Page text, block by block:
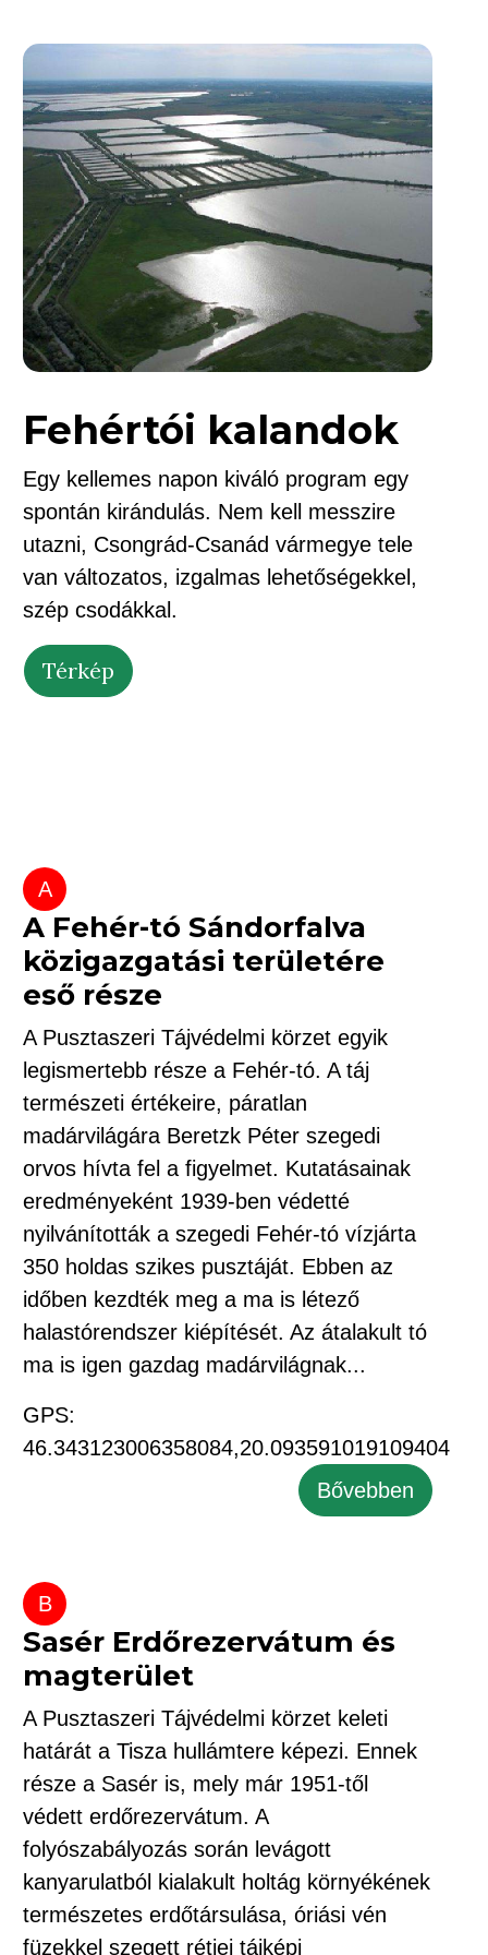
Fehértói kalandok
Egy kellemes napon kiváló program egy
spontán kirándulás. Nem kell messzire
utazni, Csongrád-Csanád vármegye tele
van változatos, izgalmas lehetőségekkel,
szép csodákkal.
Térkép
A
A Fehér-tó Sándorfalva
közigazgatási területére
eső része
A Pusztaszeri Tájvédelmi körzet egyik
legismertebb része a Fehér-tó. A táj
természeti értékeire, páratlan
madárvilágára Beretzk Péter szegedi
orvos hívta fel a figyelmet. Kutatásainak
eredményeként 1939-ben védetté
nyilvánították a szegedi Fehér-tó vízjárta
350 holdas szikes pusztáját. Ebben az
időben kezdték meg a ma is létező
halastórendszer kiépítését. Az átalakult tó
ma is igen gazdag madárvilágnak...
GPS:
46.343123006358084,20.093591019109404
Bővebben
B
Sasér Erdőrezervátum és
magterület
A Pusztaszeri Tájvédelmi körzet keleti
határát a Tisza hullámtere képezi. Ennek
része a Sasér is, mely már 1951-től
védett erdőrezervátum. A
folyószabályozás során levágott
kanyarulatból kialakult holtág környékének
természetes erdőtársulása, óriási vén
füzekkel szegett rétjei tájképi